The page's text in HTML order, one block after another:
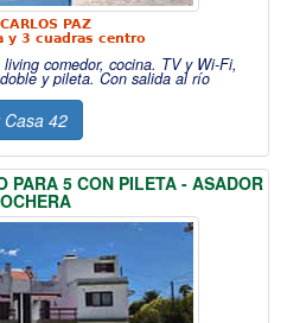
PAZ
y 3 cuadras centro
comedor, cocina. TV y Wi-Fi,
y pileta. Con salida al río
Casa 42
PARA 5 CON PILETA - ASADOR